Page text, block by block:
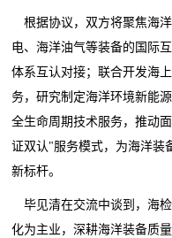
根据协议，双方将聚焦海
电、海洋油气等装备的国际
体系互认对接；联合开发海
务，研究制定海洋环境新能
全生命周期技术服务，推动
证双认"服务模式，为海洋装
新标杆。
毕见清在交流中谈到，海
化为主业，深耕海洋装备质